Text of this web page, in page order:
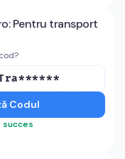
Pentru transport
Tra******
Codul
succes